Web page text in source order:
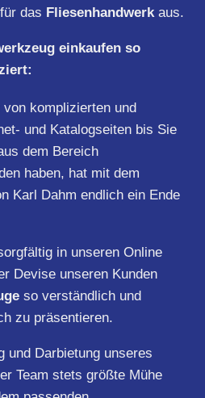
das Fliesenhandwerkaus.
einkaufen so
komplizierten und
und Katalogseiten bis Sie
dem Bereich
haben, hat mit dem
Karl Dahm endlich ein Ende
in unseren Online
Devise unseren Kunden
so verständlich und
zu präsentieren.
und Darbietung unseres
Team stets größte Mühe